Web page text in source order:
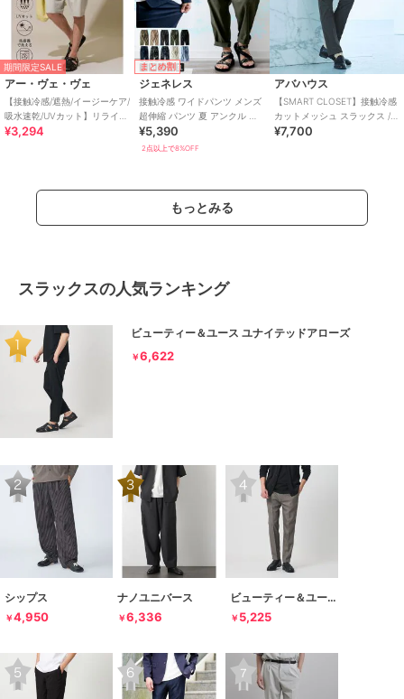
期間限定SALE
アー・ヴェ・ヴェ
【接触冷感/遮熱/イージーケア/
吸水速乾/UVカット】リライ
ト １タックハーフパンツ
¥3,294
まとめ割
ジェネレス
接触冷感 ワイドパンツ メンズ
超伸縮 パンツ 夏 アンクル 涼
しい 吸水速乾 ストレッチ ルー
ズ
¥5,390
2点以上で8%OFF
アバハウス
【SMART CLOSET】接触冷感
カットメッシュ スラックス /
セットアッ
¥7,700
もっとみる
スラックスの人気ランキング
ビューティー＆ユース ユナイテッドアローズ
￥6,622
シップス
￥4,950
ナノユニバース
￥6,336
ビューティー＆ユース ユナイテッドアローズ
￥ 5,225